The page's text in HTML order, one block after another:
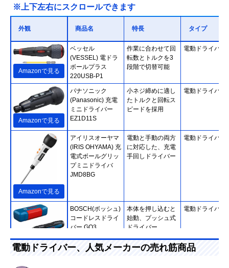
※上下左右にスクロールできます
外観 商品名 特長 タイプ
Amazonで見る
ベッセル
(VESSEL) 電ドラ
ボールプラス
220USB-P1
作業に合わせて回
転数とトルクを3
段階で切替可能
電動ドライバー
Amazonで見る
パナソニック
(Panasonic) 充電
ミニドライバー
EZ1D11S
小ネジ締めに適し
たトルクと回転ス
ピードを採用
電動ドライバー
Amazonで見る
アイリスオーヤマ
(IRIS OHYAMA) 充
電式ボールグリッ
プミニドライバ
JMD8BG
電動と手動の両方
に対応した、充電
手回しドライバー
電動ドライバー
BOSCH(ボッシュ)
コードレスドライ
バー GO3
本体を押し込むと
始動、プッシュ式
ドライバー
電動ドライバー
電動ドライバー、人気メーカーの売れ筋商品